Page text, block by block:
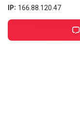
IP: 166.88.120.47